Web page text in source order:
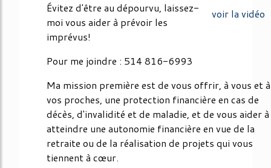
voir la vidéo
Évitez d'être au dépourvu, laissez-
moi vous aider à prévoir les
imprévus!
Pour me joindre : 514 816-6993
Ma mission première est de vous offrir, à vous et à
vos proches, une protection financière en cas de
décès, d'invalidité et de maladie, et de vous aider à
atteindre une autonomie financière en vue de la
retraite ou de la réalisation de projets qui vous
tiennent à cœur.